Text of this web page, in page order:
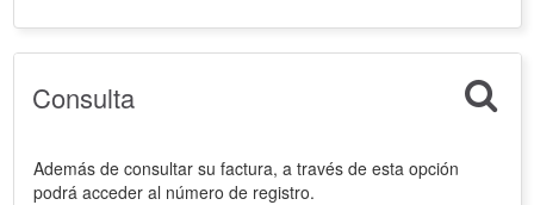
Consulta
Además de consultar su factura, a través de esta opción
podrá acceder al número de registro.